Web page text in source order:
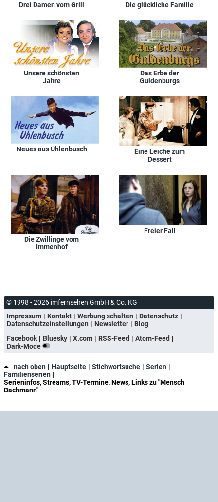
Drei Damen vom Grill Die glückliche Familie
Unsere schönsten
Jahre
Das Erbe der
Guldenburgs
Neues aus Uhlenbusch
Eine Leiche zum
Dessert
Die Zwillinge vom
Immenhof
Freier Fall
© 1998 - 2026 imfernsehen GmbH & Co. KG
Impressum
Kontakt Werbung schalten
Datenschutz
Datenschutzeinstellungen
Newsletter
Blog
Facebook
Bluesky X.com RSS-Feed
Atom-Feed
Dark-Mode
nach oben Hauptseite Stichwortsuche
Serien
Familienserien
Serieninfos, Streams, TV-Termine, News, Links zu "Mensch
Bachmann"